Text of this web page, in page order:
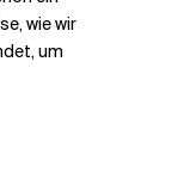
wie wir
um